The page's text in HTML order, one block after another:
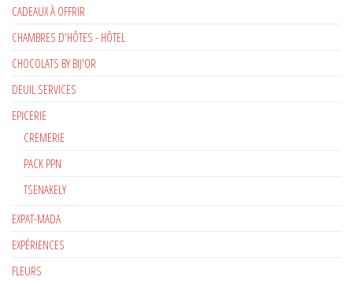
CADEAUX À OFFRIR
CHAMBRES D'HÔTES - HÔTEL
CHOCOLATS BY BIJ'OR
DEUIL SERVICES
EPICERIE
CREMERIE
PACK PPN
TSENAKELY
EXPAT-MADA
EXPÉRIENCES
FLEURS